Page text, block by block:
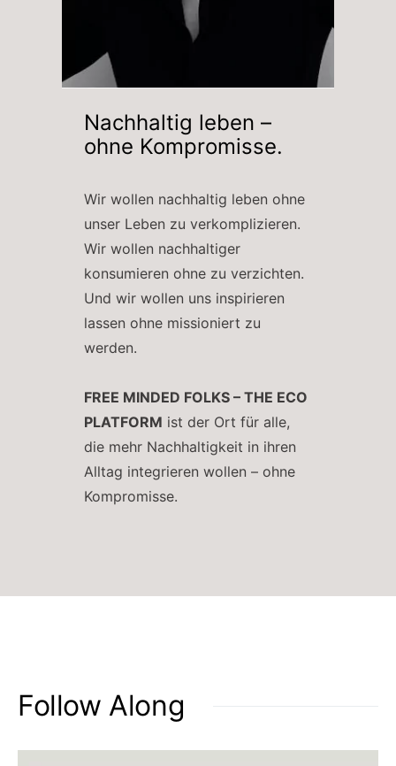
Nachhaltig leben –
ohne Kompromisse.
Wir wollen nachhaltig leben ohne
unser Leben zu verkomplizieren.
Wir wollen nachhaltiger
konsumieren ohne zu verzichten.
Und wir wollen uns inspirieren
lassen ohne missioniert zu
werden.
FREE MINDED FOLKS – THE ECO
PLATFORM ist der Ort für alle,
die mehr Nachhaltigkeit in ihren
Alltag integrieren wollen – ohne
Kompromisse.
Follow Along